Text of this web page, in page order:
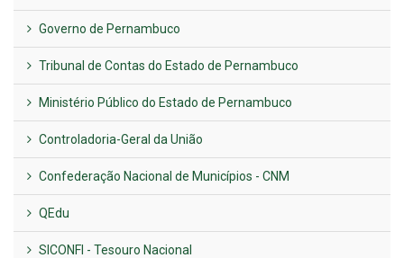
Governo de Pernambuco
Tribunal de Contas do Estado de Pernambuco
Ministério Público do Estado de Pernambuco
Controladoria-Geral da União
Confederação Nacional de Municípios - CNM
QEdu
SICONFI - Tesouro Nacional